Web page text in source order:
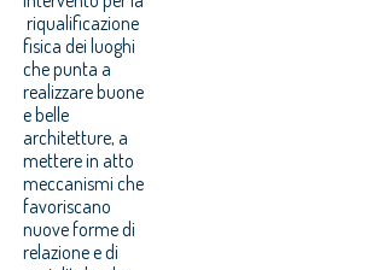
riqualificazione
fisica dei luoghi
che punta a
realizzare buone
e belle
architetture, a
mettere in atto
meccanismi che
favoriscano
nuove forme di
relazione e di